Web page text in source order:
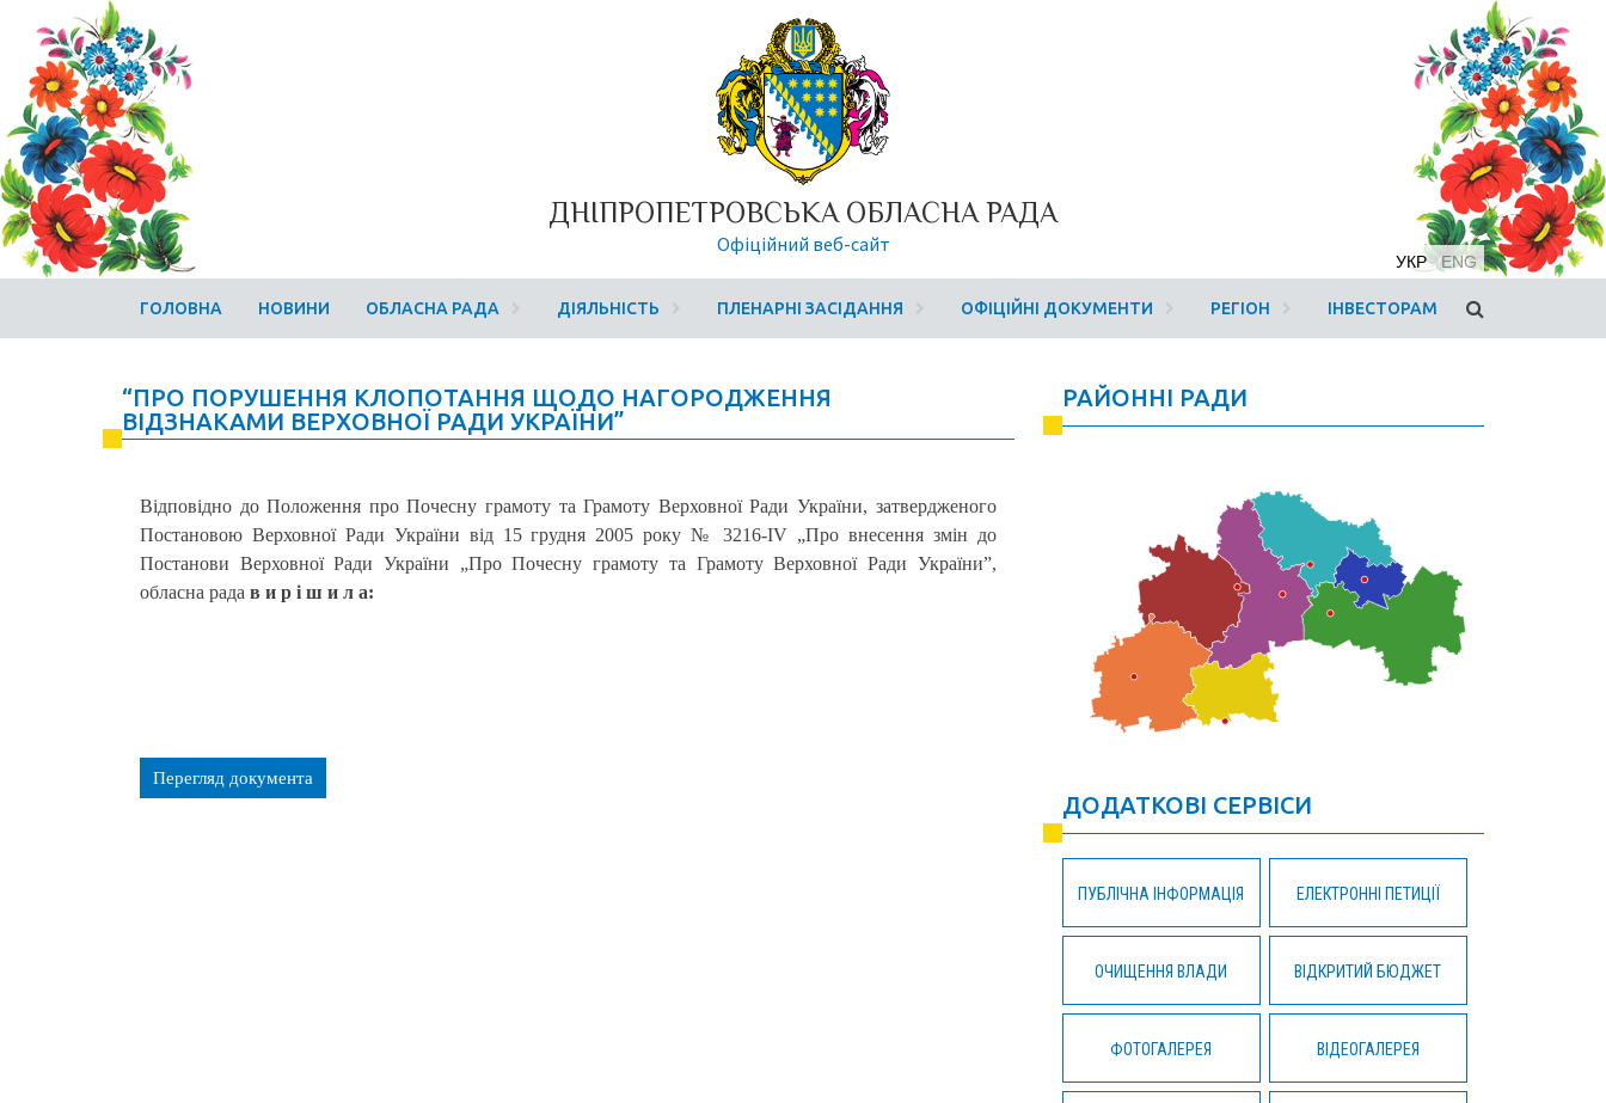
ДНІПРОПЕТРОВСЬКА ОБЛАСНА РАДА
Офіційний веб-сайт
УКР ENG
ГОЛОВНА НОВИНИ ОБЛАСНА РАДА ДІЯЛЬНІСТЬ ПЛЕНАРНІ ЗАСІДАННЯ ОФІЦІЙНІ ДОКУМЕНТИ РЕГІОН ІНВЕСТОРАМ
“ПРО ПОРУШЕННЯ КЛОПОТАННЯ ЩОДО НАГОРОДЖЕННЯ
ВІДЗНАКАМИ ВЕРХОВНОЇ РАДИ УКРАЇНИ”
Відповідно до Положення про Почесну грамоту та Грамоту Верховної Ради України, затвердженого
Постановою Верховної Ради України від 15 грудня 2005 року № 3216-IV „Про внесення змін до
Постанови Верховної Ради України „Про Почесну грамоту та Грамоту Верховної Ради України”,
обласна рада в и р і ш и л а:
Перегляд документа
РАЙОННІ РАДИ
ДОДАТКОВІ СЕРВІСИ
ПУБЛІЧНА ІНФОРМАЦІЯ ЕЛЕКТРОННІ ПЕТИЦІЇ
ОЧИЩЕННЯ ВЛАДИ ВІДКРИТИЙ БЮДЖЕТ
ФОТОГАЛЕРЕЯ ВІДЕОГАЛЕРЕЯ